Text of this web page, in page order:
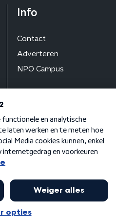
Info
Contact
Adverteren
NPO Campus